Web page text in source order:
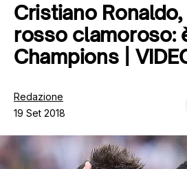
Tutti gli articoli
Chi siamo
Contatti
Cristiano
rosso clamoroso:
Champions |
Redazione
19 Set 2018